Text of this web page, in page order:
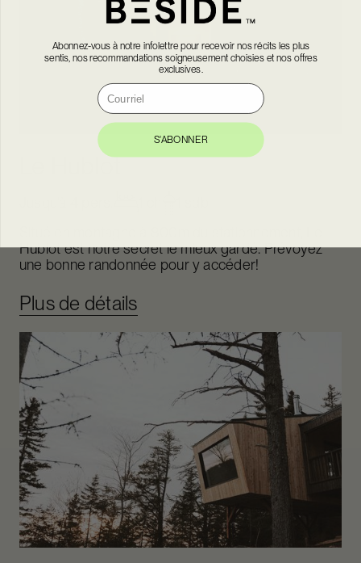
Le Hublot
Hublot est notre secret le mieux gardé. Prévoyez
une bonne randonnée pour y accéder!
Plus de détails
Abonnez-vous à notre infolettre pour recevoir nos récits les plus
sentis, nos recommandations soigneusement choisies et nos offres
exclusives.
Courriel
S'ABONNER